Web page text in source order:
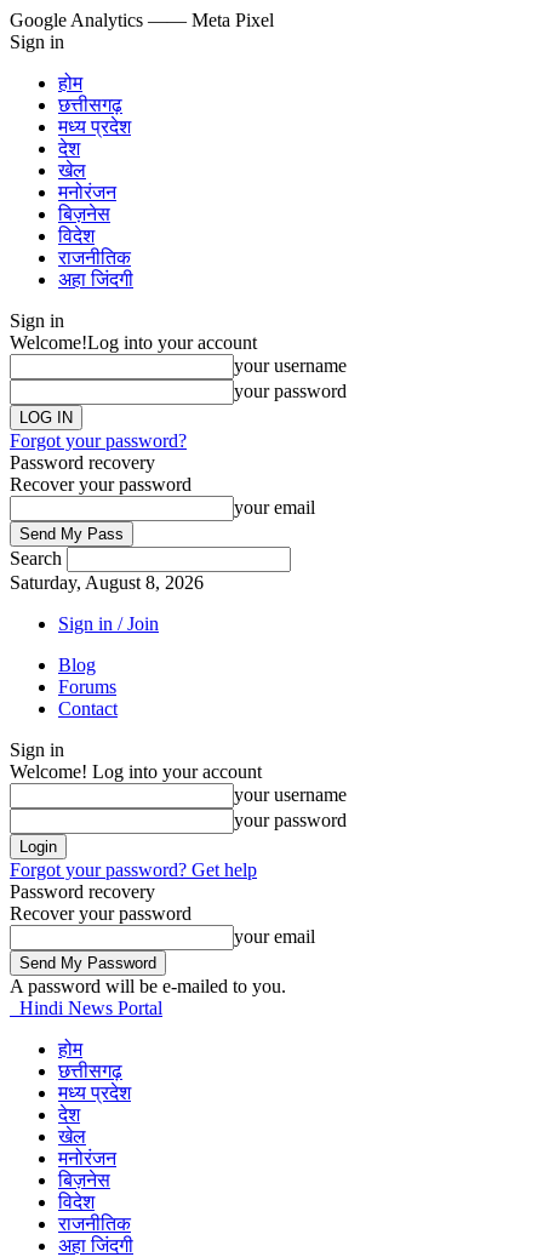
Google Analytics —— Meta Pixel
Sign in
होम
छत्तीसगढ़
मध्य प्रदेश
देश
खेल
मनोरंजन
बिज़नेस
विदेश
राजनीतिक
अहा जिंदगी
Sign in
Welcome!Log into your account
your username
your password
Forgot your password?
Password recovery
Recover your password
your email
Search
Saturday, August 8, 2026
Sign in / Join
Blog
Forums
Contact
Sign in
Welcome! Log into your account
your username
your password
Forgot your password? Get help
Password recovery
Recover your password
your email
A password will be e-mailed to you.
Hindi News Portal
होम
छत्तीसगढ़
मध्य प्रदेश
देश
खेल
मनोरंजन
बिज़नेस
विदेश
राजनीतिक
अहा जिंदगी